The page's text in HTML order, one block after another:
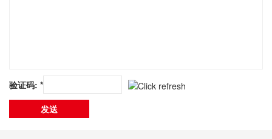
验证码: *